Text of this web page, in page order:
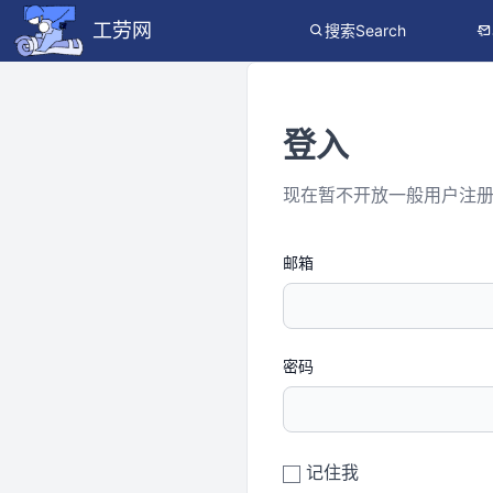
工劳网 搜索Search
登入
现在暂不开放一般用户注册
邮箱
密码
记住我